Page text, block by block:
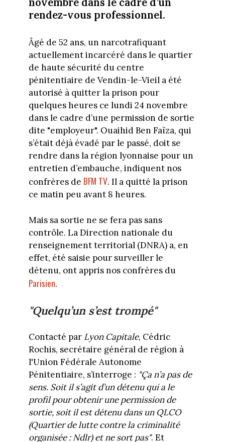
rendez-vous professionnel.
Âgé de 52 ans, un narcotrafiquant
actuellement incarcéré dans le quartier
de haute sécurité du centre
pénitentiaire de Vendin-le-Vieil a été
autorisé à quitter la prison pour
quelques heures ce lundi 24 novembre
dans le cadre d’une permission de sortie
dite "employeur". Ouaihid Ben Faïza, qui
s’était déjà évadé par le passé, doit se
rendre dans la région lyonnaise pour un
entretien d’embauche, indiquent nos
confrères de BFM TV. Il a quitté la prison
ce matin peu avant 8 heures.
Mais sa sortie ne se fera pas sans
contrôle. La Direction nationale du
renseignement territorial (DNRA) a, en
effet, été saisie pour surveiller le
détenu, ont appris nos confrères du
Parisien.
"Quelqu’un s’est trompé"
Contacté par Lyon Capitale, Cédric
Rochis, secrétaire général de région à
l'Union Fédérale Autonome
Pénitentiaire, s’interroge : "Ça n’a pas de
sens. Soit il s’agit d’un détenu qui a le
profil pour obtenir une permission de
sortie, soit il est détenu dans un QLCO
(Quartier de lutte contre la criminalité
organisée : Ndlr) et ne sort pas". Et